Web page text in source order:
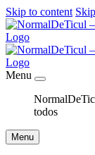
Skip to content
Menu
todos
Menu